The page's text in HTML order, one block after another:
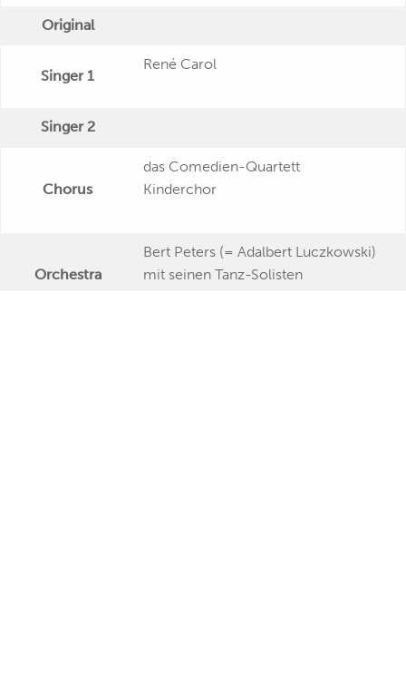
Original
Singer 1
René Carol
Singer 2
Chorus
das Comedien-Quartett
Kinderchor
Orchestra
Bert Peters (= Adalbert Luczkowski)
mit seinen Tanz-Solisten